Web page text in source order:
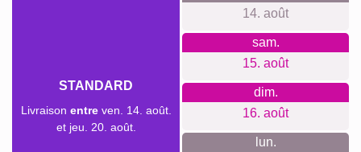
STANDARD
Livraison entreven. 14. août.
et jeu. 20. août.
14. août
sam.
15. août
dim.
16. août
lun.